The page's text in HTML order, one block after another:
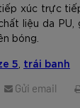
xúc trực
liệu da
bóng.
5 trái banh
Gửi email